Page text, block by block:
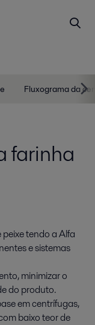
Fluxograma da
farinha
tendo a Alfa
e sistemas
minimizar o
do produto.
em centrífugas,
baixo teor de